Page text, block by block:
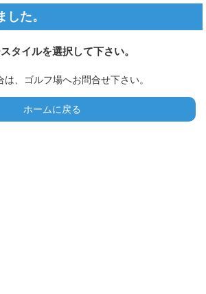
た。
タイルを選択して下さい。
、ゴルフ場へお問合せ下さい。
ホームに戻る